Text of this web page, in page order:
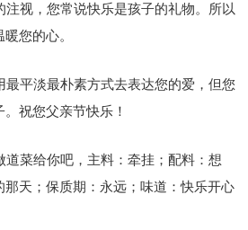
注视，您常说快乐是孩子的礼物。所以
您的心。
最平淡最朴素方式去表达您的爱，但您
祝您父亲节快乐！
道菜给你吧，主料：牵挂；配料：想
天；保质期：永远；味道：快乐开心